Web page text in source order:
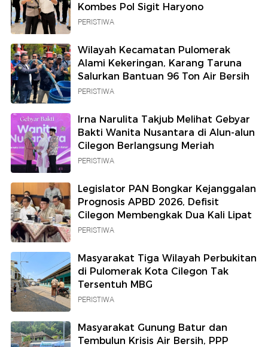
Kombes Pol Sigit Haryono
PERISTIWA
Wilayah Kecamatan Pulomerak
Alami Kekeringan, Karang Taruna
Salurkan Bantuan 96 Ton Air Bersih
PERISTIWA
Irna Narulita Takjub Melihat Gebyar
Bakti Wanita Nusantara di Alun-alun
Cilegon Berlangsung Meriah
PERISTIWA
Legislator PAN Bongkar Kejanggalan
Prognosis APBD 2026, Defisit
Cilegon Membengkak Dua Kali Lipat
PERISTIWA
Masyarakat Tiga Wilayah Perbukitan
di Pulomerak Kota Cilegon Tak
Tersentuh MBG
PERISTIWA
Masyarakat Gunung Batur dan
Tembulun Krisis Air Bersih, PPP